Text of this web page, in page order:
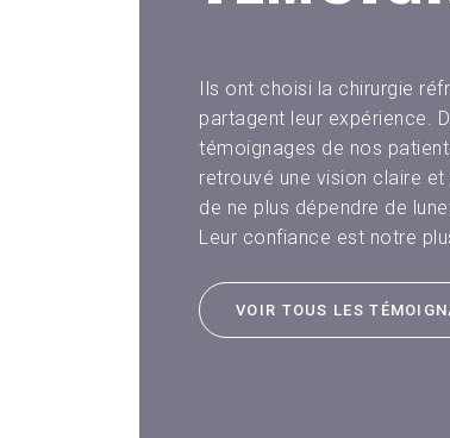
Ils ont choisi la chirurgie
partagent leur expérience.
témoignages de nos
retrouvé une vision claire
de ne plus dépendre de
Leur confiance est notre
VOIR TOUS LES
Témoignage :
Opération de la
cataracte avec des
implants multifocaux il
y a 5 ans